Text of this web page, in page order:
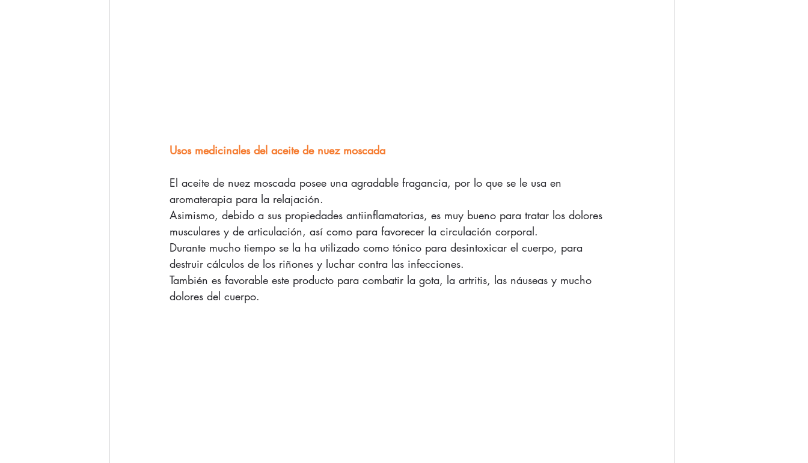
Usos medicinales del aceite de nuez moscada
El aceite de nuez moscada posee una agradable fragancia, por lo que se le usa en
aromaterapia para la relajación.
Asimismo, debido a sus propiedades antiinflamatorias, es muy bueno para tratar los dolores
musculares y de articulación, así como para favorecer la circulación corporal.
Durante mucho tiempo se la ha utilizado como tónico para desintoxicar el cuerpo, para
destruir cálculos de los riñones y luchar contra las infecciones.
También es favorable este producto para combatir la gota, la artritis, las náuseas y mucho
dolores del cuerpo.